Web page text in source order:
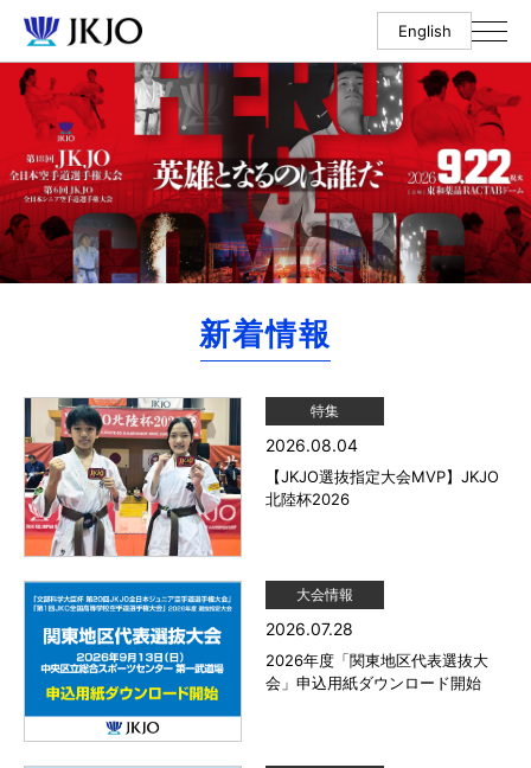
English
新着情報
特集
2026.08.04
【JKJO選抜指定大会MVP】JKJO
北陸杯2026
大会情報
2026.07.28
2026年度「関東地区代表選抜大
会」申込用紙ダウンロード開始